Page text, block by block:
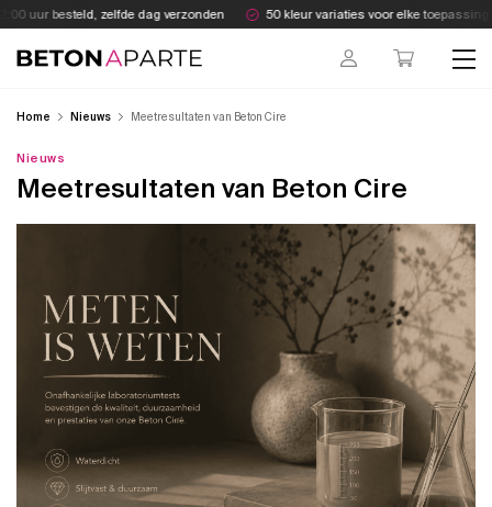
Skip
to
content
uur besteld, zelfde dag verzonden 50 kleur variaties voor elke toepassing
Beton Aparte
Home Nieuws Meetresultaten van Beton Cire
Nieuws
Meetresultaten van Beton Cire